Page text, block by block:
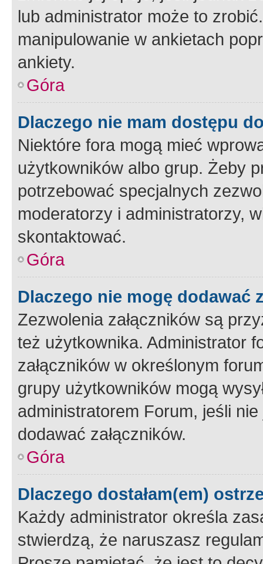
lub administrator może to
manipulowanie w ankietach
ankiety.
Góra
Dlaczego nie mam dostępu
Niektóre fora mogą mieć
użytkowników albo grup. Żeby
potrzebować specjalnych
moderatorzy i administratorzy,
skontaktować.
Góra
Dlaczego nie mogę dodawać
Zezwolenia załączników są
też użytkownika. Administrator
załączników w określonym
grupy użytkowników mogą
administratorem Forum, jeśli
dodawać załączników.
Góra
Dlaczego dostałam(em)
Każdy administrator określa
stwierdzą, że naruszasz